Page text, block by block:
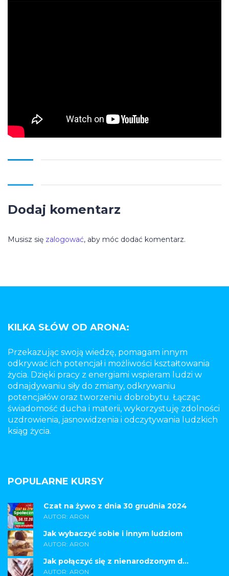
Dodaj komentarz
Musisz się zalogować, aby móc dodać komentarz.
KILKA SŁÓW OD ARONA:
Przekazując swoją wiedzę, pomagam innym
odkrywać ich potencjał i możliwości kształtowania
życia. Dzięki pracy z energiami wspieram ludzi w
odnajdywaniu siły do zmiany, odkrywaniu
potencjałów oraz tworzeniu dobrobytu. Łącząc
świadomość ducha i materii, wykorzystuję zdolności
uzdrowienia, jasnowidzenia i odczytywania ludzkich
ksiąg życia.
POPULARNE KURSY
Czat na żywo z dnia 30 grudnia 2024
AUTOR: ARON
Jak wybaczyć sobie i innym ludziom
AUTOR: ARON
Jak połączyć się z nienarodzonym d...
AUTOR: ARON